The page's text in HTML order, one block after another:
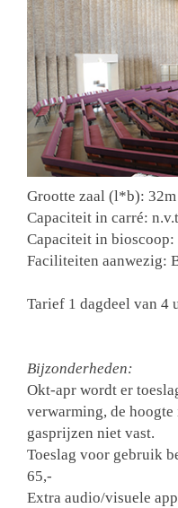
Grootte zaal (l*b):
Capaciteit in carré:
Capaciteit in
Faciliteiten aanwezig:
Tarief 1 dagdeel van 4
Bijzonderheden:
Okt-apr wordt er
verwarming, de
gasprijzen niet vast.
Toeslag voor gebruik
65,-
Extra audio/visuele